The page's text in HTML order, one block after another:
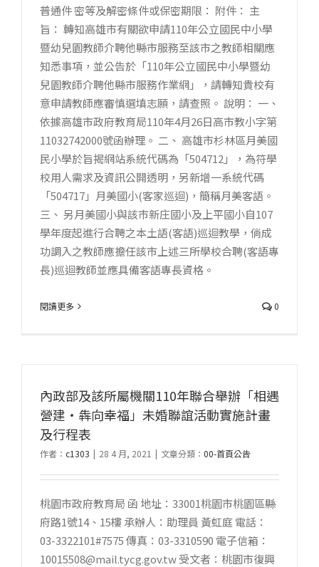
普通件 密等及解密條件或保密期限： 附件： 主
旨： 轉知高雄市有關欲申請110年公立國民中小學
暨幼兒園教師介聘他縣市服務至該市之教師相關應
知悉事項，並公告於「110年公立國民中小學暨幼
兒園教師介聘他縣市服務作業網」，請轉知貴校有
意申請教師應審慎選填志願，請查照。 說明： 一、
依據高雄市政府教育局110年4月26日高市教小字第
11032742000號函辦理。 二、 高雄市杉林區月美國
民小學於旨揭網站系統代碼為「504712」，為符學
校用人需求及資訊公開透明，另新增一系統代碼
「504717」月美國小(客家巡迴)，簡稱月美客語。
三、 另月美國小與該市新庄國小及上平國小自107
學年度起進行合聘之本土語(客語)巡迴教學，倘成
功調入之教師應擔任該市上述三所學校合聘(客語專
長)巡迴教師並應具備客語專長資格。
閱讀更多 0
內政部及該所屬機關110年聯合舉辦「相遇
營建‧犇向幸福」未婚聯誼活動實施計畫
及行程表
作者： c1303 | 28 4 月, 2021 | 文章分類： 00-首頁公告
桃園市政府教育局 函 地址：33001桃園市桃園區縣
府路1號14、15樓 承辦人：助理員 黃虹庭 電話：
03-3322101#7575 傳真：03-3310590 電子信箱：
10015508@mail.tycg.gov.tw 受文者：桃園市復興